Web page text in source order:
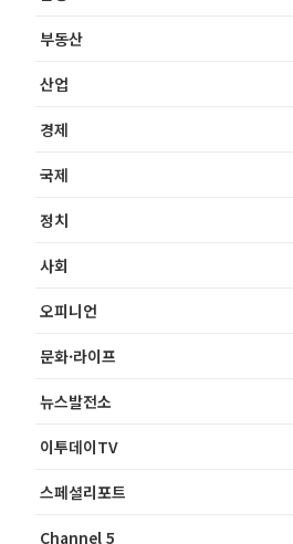
부동산
산업
경제
국제
정치
사회
오피니언
문화·라이프
뉴스발전소
이투데이TV
스페셜리포트
Channel 5